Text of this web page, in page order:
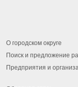
О городском округе
Поиск и предложение
Предприятия и